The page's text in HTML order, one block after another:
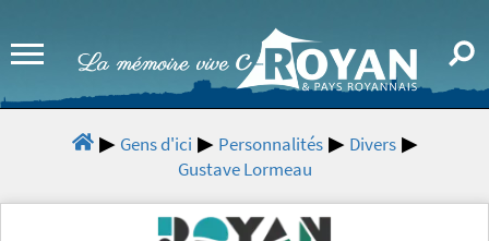
Gens d'ici Personnalités
Divers
Gustave Lormeau